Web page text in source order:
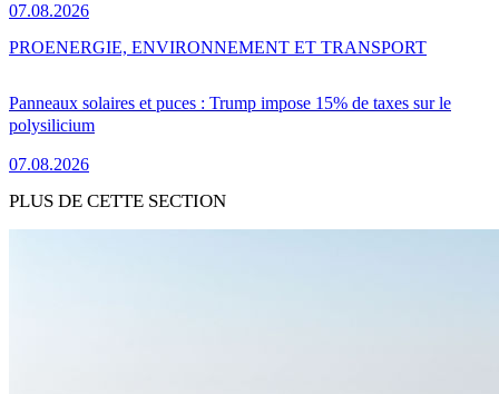
07.08.2026
Panneaux solaires et puces : Trump impose 15% de taxes sur le
polysilicium
07.08.2026
PROENERGIE, ENVIRONNEMENT ET TRANSPORT
PLUS DE CETTE SECTION